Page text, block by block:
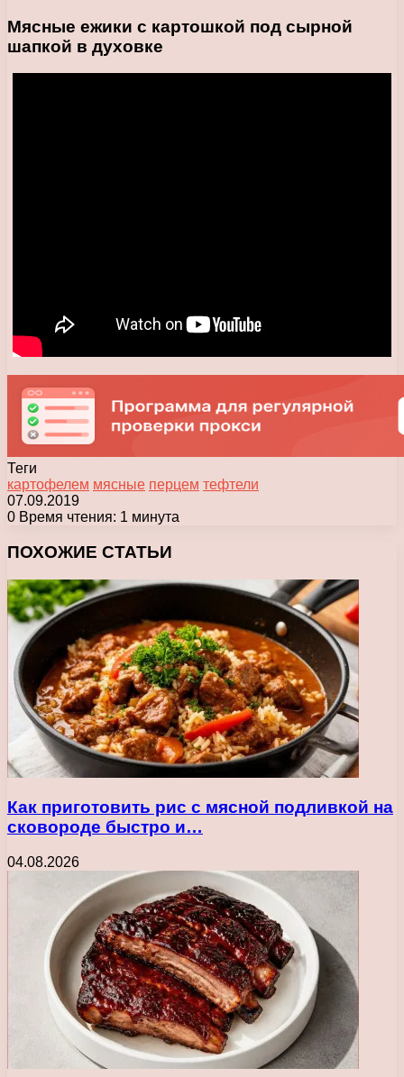
Мясные ежики с картошкой под сырной
шапкой в духовке
Теги
картофелем мясные перцем тефтели
07.09.2019
0 Время чтения: 1 минута
ПОХОЖИЕ СТАТЬИ
Как приготовить рис с мясной подливкой на
сковороде быстро и…
04.08.2026